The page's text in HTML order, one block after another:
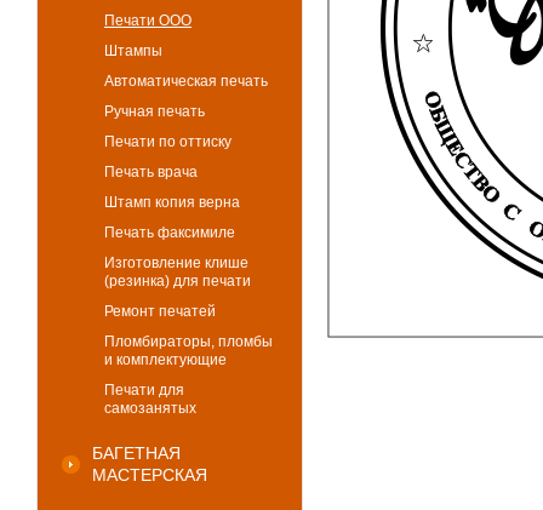
Печати ООО
Штампы
Автоматическая печать
Ручная печать
Печати по оттиску
Печать врача
Штамп копия верна
Печать факсимиле
Изготовление клише
(резинка) для печати
Ремонт печатей
Пломбираторы, пломбы
и комплектующие
Печати для
самозанятых
БАГЕТНАЯ
МАСТЕРСКАЯ